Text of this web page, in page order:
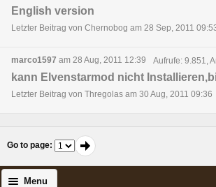
English version
Letzter Beitrag von Chernobog am 28 Sep, 2011
marco1597 am 28 Aug, 2011 12:39 Aufrufe: 9.851,
kann Elvenstarmod nicht
Letzter Beitrag von Thregolas am 30 Aug, 2011 09:36
Go to page:
Menu